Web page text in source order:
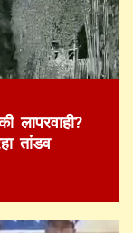
लापरवाही?
तांडव